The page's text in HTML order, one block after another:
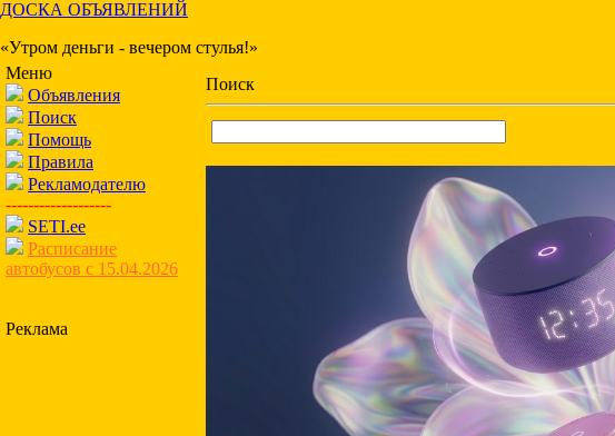
ДОСКА ОБЪЯВЛЕНИЙ
«Утром деньги - вечером стулья!»
Меню
Объявления
Поиск
Помощь
Правила
Рекламодателю
-------------------
SETI.ee
Расписание
автобусов с 15.04.2026
Реклама
Поиск